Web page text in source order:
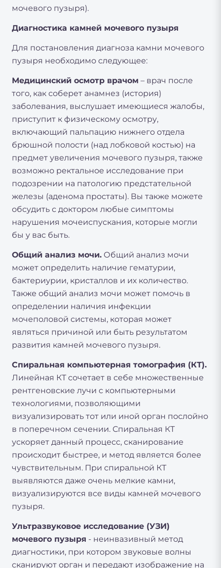
мочевого пузыря).
Диагностика камней мочевого пузыря
Для постановления диагноза камни мочевого
пузыря необходимо следующее:
Медицинский осмотр врачом – врач после
того, как соберет анамнез (история)
заболевания, выслушает имеющиеся жалобы,
приступит к физическому осмотру,
включающий пальпацию нижнего отдела
брюшной полости (над лобковой костью) на
предмет увеличения мочевого пузыря, также
возможно ректальное исследование при
подозрении на патологию предстательной
железы (аденома простаты). Вы также можете
обсудить с доктором любые симптомы
нарушения мочеиспускания, которые могли
бы у вас быть.
Общий анализ мочи. Общий анализ мочи
может определить наличие гематурии,
бактериурии, кристаллов и их количество.
Также общий анализ мочи может помочь в
определении наличия инфекции
мочеполовой системы, которая может
являться причиной или быть результатом
развития камней мочевого пузыря.
Спиральная компьютерная томография (КТ).
Линейная КТ сочетает в себе множественные
рентгеновские лучи с компьютерными
технологиями, позволяющими
визуализировать тот или иной орган послойно
в поперечном сечении. Спиральная КТ
ускоряет данный процесс, сканирование
происходит быстрее, и метод является более
чувствительным. При спиральной КТ
выявляются даже очень мелкие камни,
визуализируются все виды камней мочевого
пузыря.
Ультразвуковое исследование (УЗИ)
мочевого пузыря - неинвазивный метод
диагностики, при котором звуковые волны
сканируют орган и передают изображение на